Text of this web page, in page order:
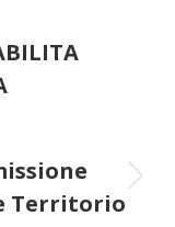
Territorio